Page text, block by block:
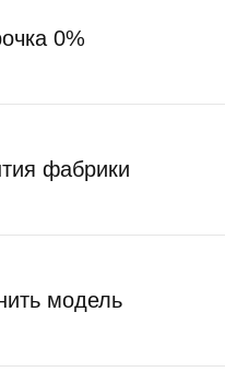
0%
фабрики
модель